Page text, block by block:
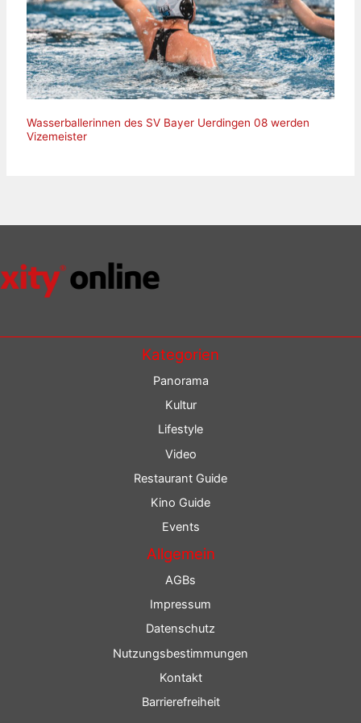
Wasserballerinnen des SV Bayer Uerdingen 08 werden
Vizemeister
Kategorien
Panorama
Kultur
Lifestyle
Video
Restaurant Guide
Kino Guide
Events
Allgemein
AGBs
Impressum
Datenschutz
Nutzungsbestimmungen
Kontakt
Barrierefreiheit